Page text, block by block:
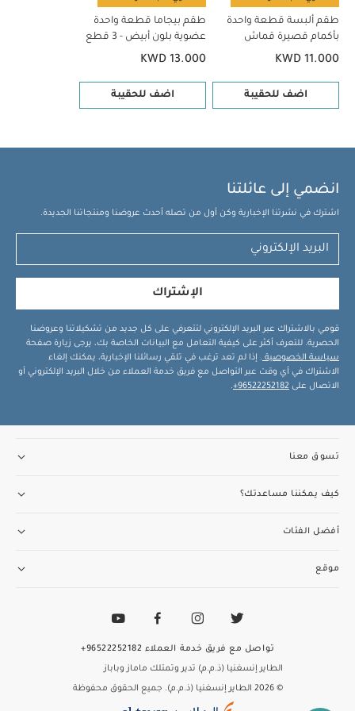
طقم ألبسة قطعة واحدة
بأكمام قصيرة قماش
عضوي بلون أبيض - 5 قطع
KWD 11.000
اضف للحقيبة
طقم بيجاما قطعة واحدة
عضوية بلون أبيض - 3 قطع
KWD 13.000
اضف للحقيبة
انضمي إلى عائلتنا
اشترك في نشرتنا الإخبارية وكن أول من تصله أحدث عروضنا ومنتجاتنا الجديدة.
الإشتراك
قومي بالاشتراك عبر البريد الإلكتروني لتتعرفي على كل جديد من تشكيلاتنا وعروضنا
الحصرية. للتعرف أكثر على كيفية التعامل مع البيانات الخاصة بك، يرجى زيارة صفحة
سياسة الخصوصية . إذا لم تعد ترغب في تلقي رسائلنا الإخبارية، يمكنك إلغاء
الاشتراك في أي وقت عبر التواصل مع فريق خدمة العملاء من خلال البريد الإلكتروني أو
الاتصال على 96522252182+
.
تسوق معنا
كيف يمكننا مساعدتك؟
أفضل الفئات
موقع
الطاير إنسغنيا (ذ.م.م) تدير وتمتلك ماماز وباباز
© 2026 الطاير إنسغنيا (ذ.م.م). جميع الحقوق محفوظة
تواصل مع فريق خدمة العملاء 96522252182+